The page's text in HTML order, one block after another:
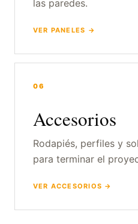
las paredes.
VER PANELES →
06
Accesorios
Rodapiés, perfiles y
para terminar el
VER ACCESORIOS →